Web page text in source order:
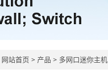
网站首页 > 产品 > 多网口迷你主机